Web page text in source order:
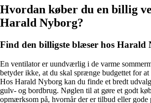
Hvordan køber du en billig
Harald Nyborg?
Find den billigste blæser hos Harald
En ventilator er uundværlig i de varme
betyder ikke, at du skal sprænge budgettet for
Hos Harald Nyborg kan du finde et bredt
gulv- og bordbrug. Nøglen til at gøre et godt
opmærksom på, hvornår der er tilbud eller gode